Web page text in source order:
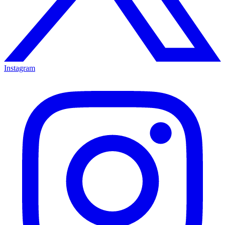
Instagram